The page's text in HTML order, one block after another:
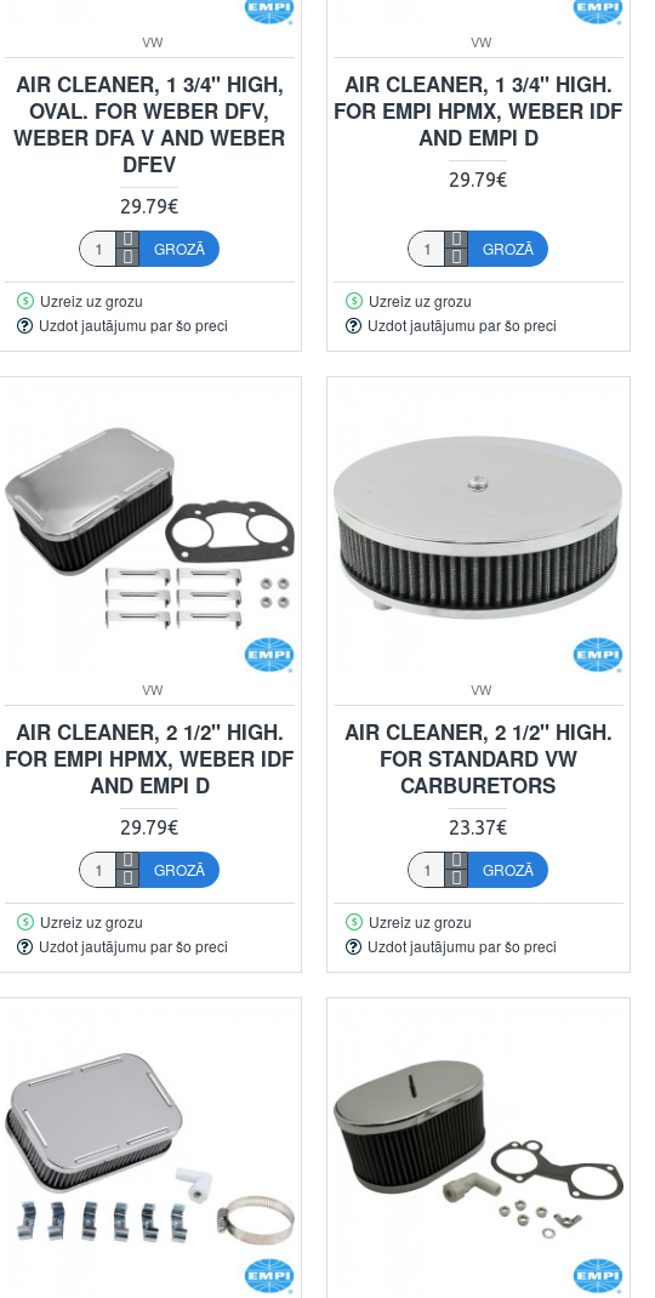
VW
AIR CLEANER, 1 3/4" HIGH,
OVAL. FOR WEBER DFV,
WEBER DFA V AND WEBER
DFEV
29.79€
GROZĀ
Uzreiz uz grozu
Uzdot jautājumu par šo preci
VW
AIR CLEANER, 1 3/4" HIGH.
FOR EMPI HPMX, WEBER IDF
AND EMPI D
29.79€
GROZĀ
Uzreiz uz grozu
Uzdot jautājumu par šo preci
VW
AIR CLEANER, 2 1/2" HIGH.
FOR EMPI HPMX, WEBER IDF
AND EMPI D
29.79€
GROZĀ
Uzreiz uz grozu
Uzdot jautājumu par šo preci
VW
AIR CLEANER, 2 1/2" HIGH.
FOR STANDARD VW
CARBURETORS
23.37€
GROZĀ
Uzreiz uz grozu
Uzdot jautājumu par šo preci